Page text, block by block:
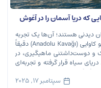
که دریا آسمان را در آغوش
دیدنی هستند؛ آن‌ها یک تجربه
کامل و چندوجهی را ارائه می‌دهند. آنادولو کاوایی (Anadolu Kavağı) دقیقاً
دوست‌داشتنی ماهیگیری، در
سیاه قرار گرفته و تجربه‌ای
را […]
سپتامبر 17, 2025